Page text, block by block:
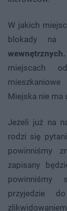
W jakich
blokady na
wewnętrznych.
miejscach
Miejska nie ma
Jeżeli już na
rodzi się
powinniśmy
zapisany
powinniśmy
przyjedzie